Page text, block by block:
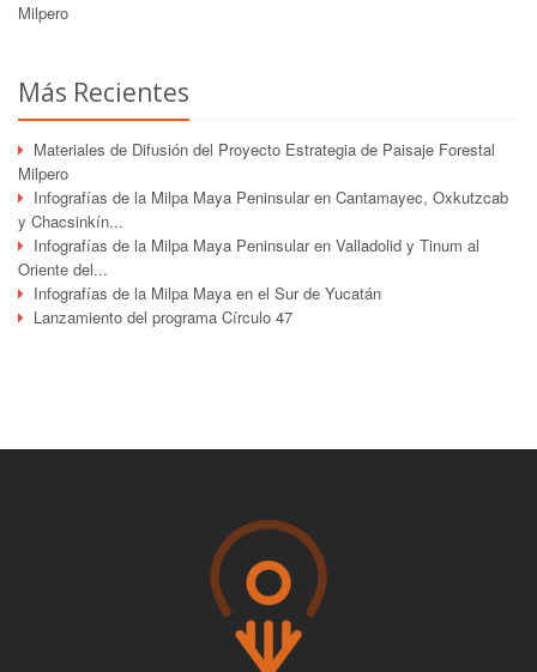
Milpero
Más Recientes
Materiales de Difusión del Proyecto Estrategia de Paisaje Forestal
Milpero
Infografías de la Milpa Maya Peninsular en Cantamayec, Oxkutzcab
y Chacsinkín...
Infografías de la Milpa Maya Peninsular en Valladolid y Tinum al
Oriente del...
Infografías de la Milpa Maya en el Sur de Yucatán
Lanzamiento del programa Círculo 47